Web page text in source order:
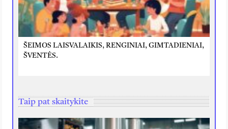
ŠEIMOS LAISVALAIKIS, RENGINIAI, GIMTADIENIAI,
ŠVENTĖS.
Taip pat skaitykite